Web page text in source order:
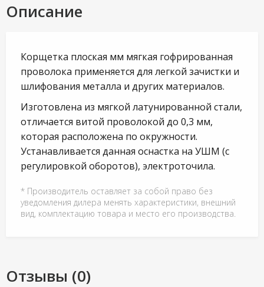
Описание
Корщетка плоская мм мягкая гофрированная
проволока применяется для легкой зачистки и
шлифования металла и других материалов.
Изготовлена из мягкой латунированной стали,
отличается витой проволокой до 0,3 мм,
которая расположена по окружности.
Устанавливается данная оснастка на УШМ (с
регулировкой оборотов), электроточила.
* Производитель оставляет за собой право без
уведомления дилера менять характеристики, внешний
вид, комплектацию товара и место его производства.
Отзывы (0)